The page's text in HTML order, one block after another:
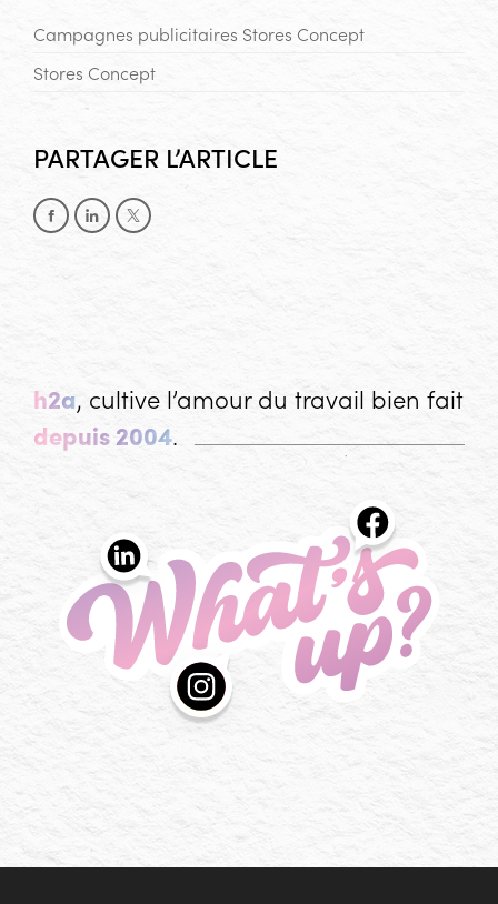
Campagnes publicitaires Stores Concept
Stores Concept
PARTAGER L’ARTICLE
Partager sur Facebook
Partager sur LinkedIn
Partager sur X
h2a, cultive l’amour du travail bien fait
depuis 2004.
What's up? Les actualités de l'agence h2a